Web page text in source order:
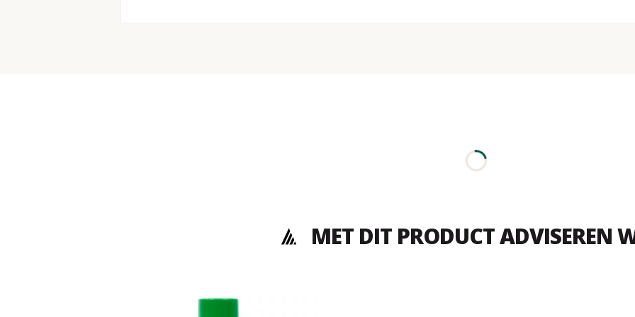
MET DIT PRODUCT ADVISEREN